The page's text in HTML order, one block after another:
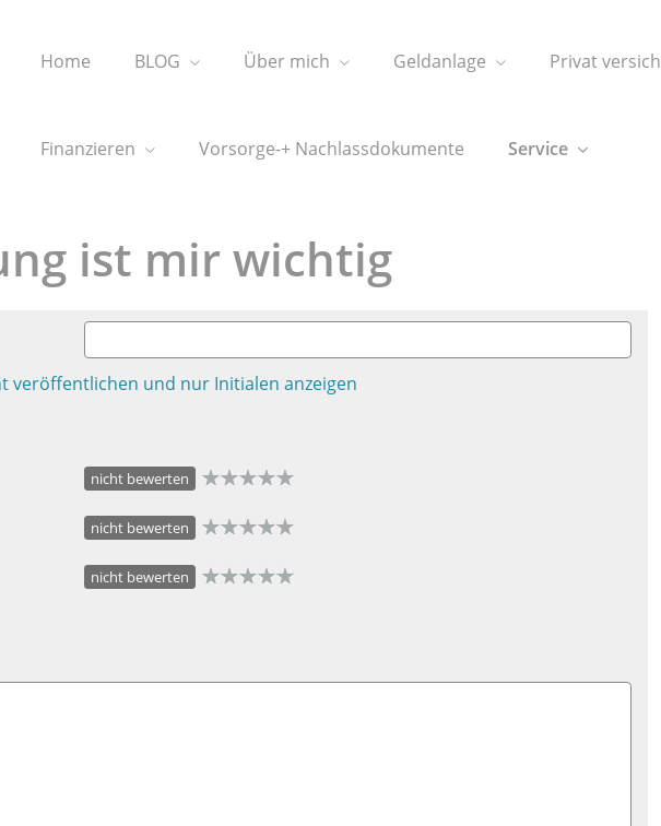
Home BLOG Über mich Geldanlage Privat
Finanzieren Vorsorge-+ Nachlassdokumente Service
ist mir wichtig
veröffentlichen und nur Initialen anzeigen
nicht bewerten
nicht bewerten
nicht bewerten